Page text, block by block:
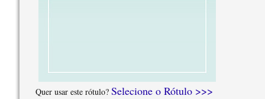
Quer usar este rótulo? Selecione o Rótulo >>>